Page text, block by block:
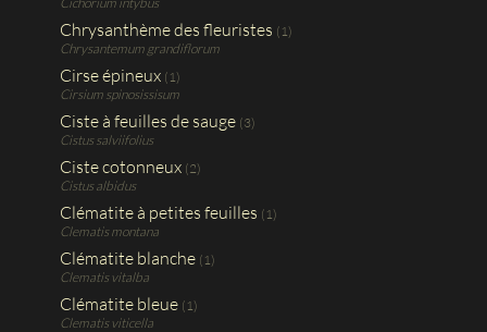
Chrysanthème des fleuristes (1)
Chrysantemum grandiflorum
Cirse épineux (1)
Cirsium spinosissisum
Ciste à feuilles de sauge (3)
Cistus salviifolius
Ciste cotonneux (2)
Cistus albidus
Clématite à petites feuilles (1)
Clematis montana
Clématite blanche (1)
Clematis vitalba
Clématite bleue (1)
Clematis viticella